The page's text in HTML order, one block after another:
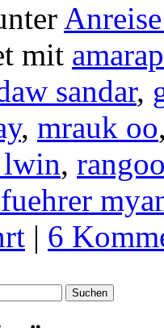
mit
sandar,
, mrauk oo
,
| 6